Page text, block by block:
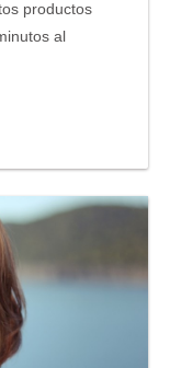
productos
al